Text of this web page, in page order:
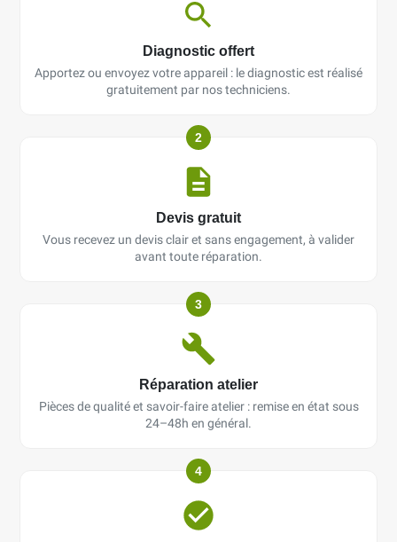
Diagnostic offert
Apportez ou envoyez votre appareil : le diagnostic est réalisé
gratuitement par nos techniciens.
2
Devis gratuit
Vous recevez un devis clair et sans engagement, à valider
avant toute réparation.
3
Réparation atelier
Pièces de qualité et savoir-faire atelier : remise en état sous
24–48h en général.
4